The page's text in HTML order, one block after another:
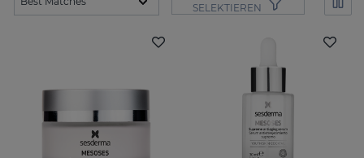
SELEKTIEREN